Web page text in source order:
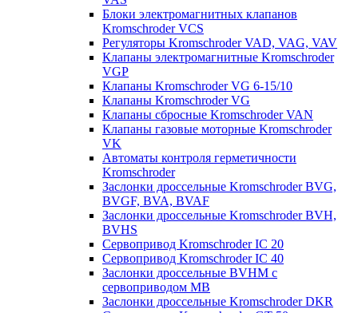
Блоки электромагнитных клапанов
Kromschroder VCS
Регуляторы Kromschroder VAD, VAG, VAV
Клапаны электромагнитные Kromschroder
VGP
Клапаны Kromschroder VG 6-15/10
Клапаны Kromschroder VG
Клапаны сбросные Kromschroder VAN
Клапаны газовые моторные Kromschroder
VK
Автоматы контроля герметичности
Kromschroder
Заслонки дроссельные Kromschroder BVG,
BVGF, BVA, BVAF
Заслонки дроссельные Kromschroder BVH,
BVHS
Сервопривод Kromschroder IC 20
Сервопривод Kromschroder IC 40
Заслонки дроссельные BVHM с
сервоприводом МВ
Заслонки дроссельные Kromschroder DKR